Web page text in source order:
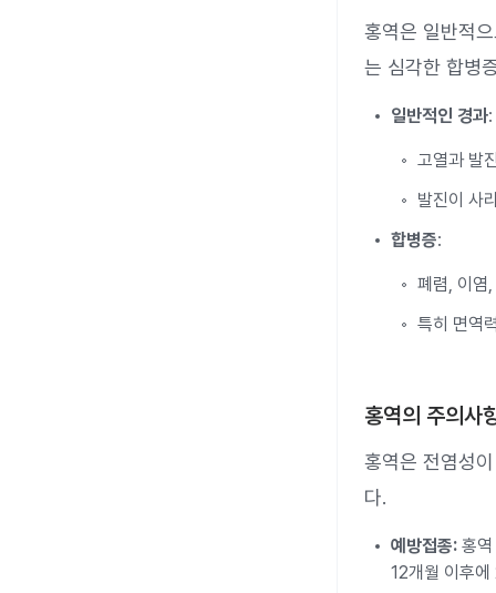
홍역은 일반적
는 심각한 합병
일반적인 경과:
고열과 발
발진이 사
합병증:
폐렴, 이염
특히 면역
홍역의 주의사
홍역은 전염성
다.
예방접종: 홍
12개월 이후